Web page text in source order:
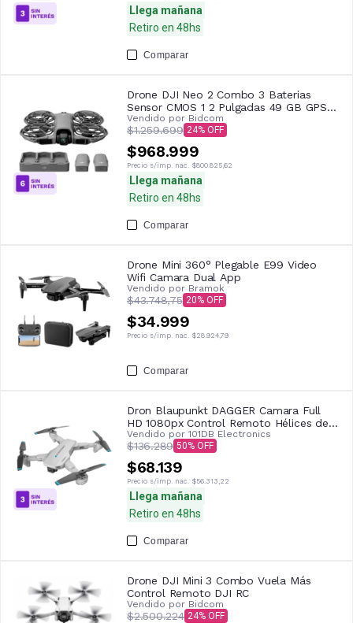
Llega mañana
Retiro en 48hs
Comparar
Drone DJI Neo 2 Combo 3 Baterias
Sensor CMOS 1 2 Pulgadas 49 GB GPS
Galileo BeiDou 7 km Vuelo 19 Min 160 g
Vendido por Bidcom
$1.259.699 24
$968.999
Precio s/imp. nac. $800.825,62
Llega mañana
Retiro en 48hs
Comparar
Drone Mini 360° Plegable E99 Video
Wifi Camara Dual App
Vendido por Bramok
$43.748,75 20
$34.999
Precio s/imp. nac. $28.924,79
Comparar
Dron Blaupunkt DAGGER Camara Full
HD 1080px Control Remoto Hélices de
RepuestoGiro 360°
Vendido por 101DB Electronics
$136.289 50
$68.139
Precio s/imp. nac. $56.313,22
Llega mañana
Retiro en 48hs
Comparar
Drone DJI Mini 3 Combo Vuela Más
Control Remoto DJI RC
Vendido por Bidcom
$2.500.224 24